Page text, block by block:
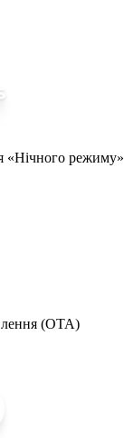
«Нічного режиму»
(OTA)